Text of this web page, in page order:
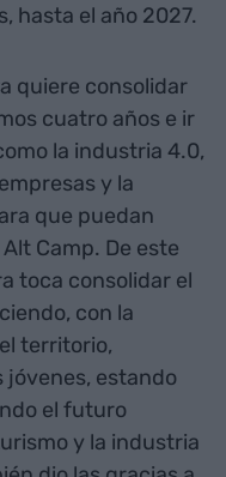
hasta el año 2027.
quiere consolidar
cuatro años e ir
la industria 4.0,
y la
que puedan
Camp. De este
toca consolidar el
con la
territorio,
jóvenes, estando
el futuro
y la industria